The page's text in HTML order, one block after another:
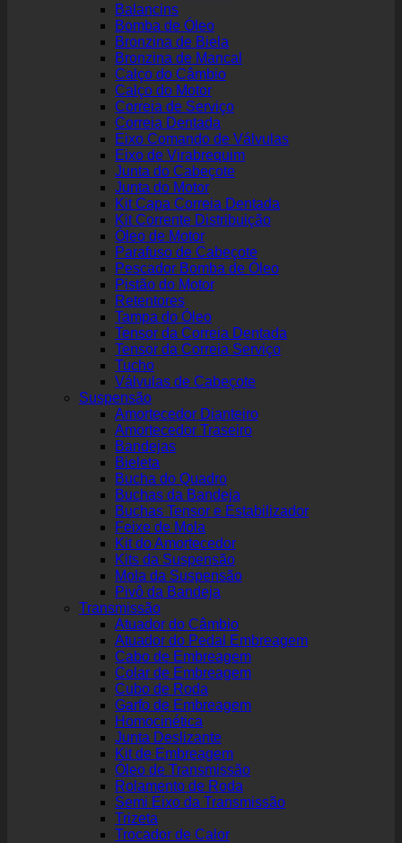
Balancins
Bomba de Óleo
Bronzina de Biela
Bronzina de Mancal
Calço do Câmbio
Calço do Motor
Correia de Serviço
Correia Dentada
Eixo Comando de Válvulas
Eixo de Virabrequim
Junta do Cabeçote
Junta do Motor
Kit Capa Correia Dentada
Kit Corrente Distribuição
Óleo de Motor
Parafuso de Cabeçote
Pescador Bomba de Óleo
Pistão do Motor
Retentores
Tampa do Óleo
Tensor da Correia Dentada
Tensor da Correia Serviço
Tucho
Válvulas de Cabeçote
Suspensão
Amortecedor Dianteiro
Amortecedor Traseiro
Bandejas
Bieleta
Bucha do Quadro
Buchas da Bandeja
Buchas Tensor e Estabilizador
Feixe de Mola
Kit do Amortecedor
Kits da Suspensão
Mola da Suspensão
Pivô da Bandeja
Transmissão
Atuador do Câmbio
Atuador do Pedal Embreagem
Cabo de Embreagem
Colar de Embreagem
Cubo de Roda
Garfo de Embreagem
Homocinética
Junta Deslizante
Kit de Embreagem
Óleo de Transmissão
Rolamento de Roda
Semi Eixo da Transmissão
Trizeta
Trocador de Calor